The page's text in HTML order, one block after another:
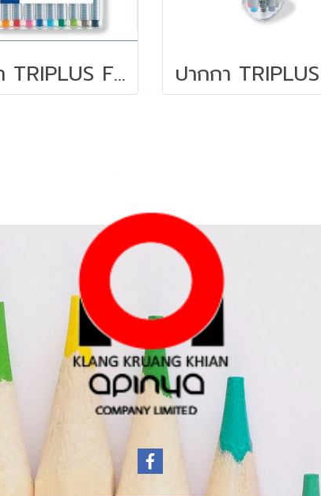
ปากกา TRIPLUS FINELINER STAEDTLER ชุด 10 สี